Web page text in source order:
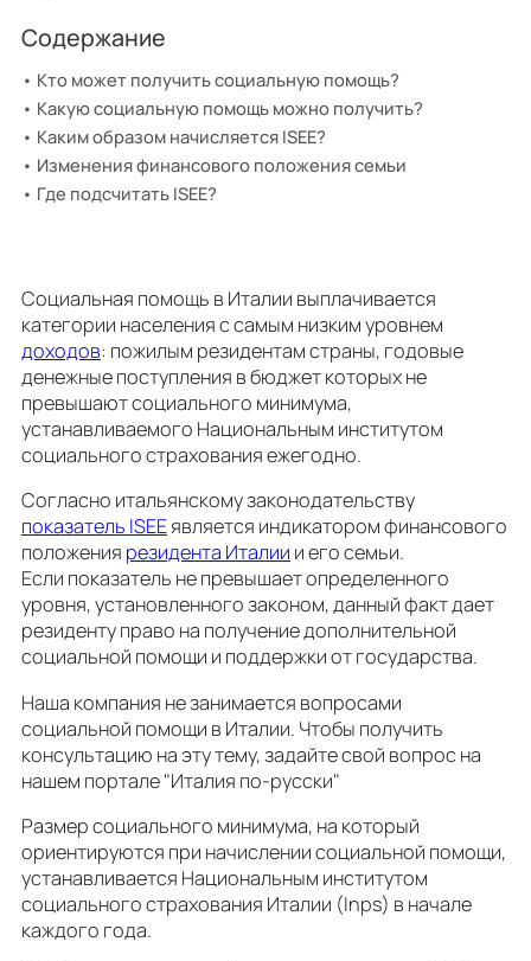
Содержание
Кто может получить социальную помощь?
Какую социальную помощь можно получить?
Каким образом начисляется ISEE?
Изменения финансового положения семьи
Где подсчитать ISEE?
Социальная помощь в Италии выплачивается
категории населения с самым низким уровнем
доходов: пожилым резидентам страны, годовые
денежные поступления в бюджет которых не
превышают социального минимума,
устанавливаемого Национальным институтом
социального страхования ежегодно.
Согласно итальянскому законодательству
показатель ISEEявляется индикатором финансового
положения резидента Италии и его семьи.
Если показатель не превышает определенного
уровня, установленного законом, данный факт дает
резиденту право на получение дополнительной
социальной помощи и поддержки от государства.
Наша компания не занимается вопросами
социальной помощи в Италии. Чтобы получить
консультацию на эту тему, задайте свой вопрос на
нашем портале "Италия по-русски"
Размер социального минимума, на который
ориентируются при начислении социальной помощи,
устанавливается Национальным институтом
социального страхования Италии (Inps) в начале
каждого года.